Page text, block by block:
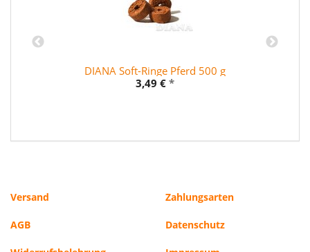
DIANA Soft-Ringe Pferd 500 g
3,49 € *
Versand Zahlungsarten
AGB Datenschutz